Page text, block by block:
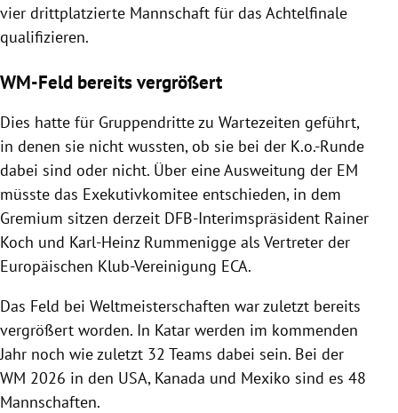
vier drittplatzierte Mannschaft für das Achtelfinale
qualifizieren.
WM-Feld bereits vergrößert
Dies hatte für Gruppendritte zu Wartezeiten geführt,
in denen sie nicht wussten, ob sie bei der K.o.-Runde
dabei sind oder nicht. Über eine Ausweitung der EM
müsste das Exekutivkomitee entschieden, in dem
Gremium sitzen derzeit DFB-Interimspräsident Rainer
Koch und Karl-Heinz Rummenigge als Vertreter der
Europäischen Klub-Vereinigung ECA.
Das Feld bei Weltmeisterschaften war zuletzt bereits
vergrößert worden. In Katar werden im kommenden
Jahr noch wie zuletzt 32 Teams dabei sein. Bei der
WM 2026 in den USA, Kanada und Mexiko sind es 48
Mannschaften.